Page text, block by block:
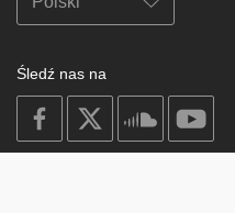
Śledź nas na
on
facebook
soundcloud